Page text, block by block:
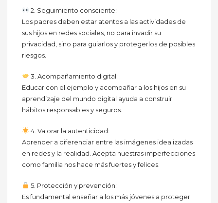
2. Seguimiento consciente:
Los padres deben estar atentos a las actividades de
sus hijos en redes sociales, no para invadir su
privacidad, sino para guiarlos y protegerlos de posibles
riesgos.
3. Acompañamiento digital:
Educar con el ejemplo y acompañar a los hijos en su
aprendizaje del mundo digital ayuda a construir
hábitos responsables y seguros.
4. Valorar la autenticidad:
Aprender a diferenciar entre las imágenes idealizadas
en redes y la realidad. Acepta nuestras imperfecciones
como familia nos hace más fuertes y felices.
5. Protección y prevención:
Es fundamental enseñar a los más jóvenes a proteger